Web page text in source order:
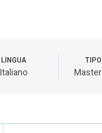
LINGUA
Italiano